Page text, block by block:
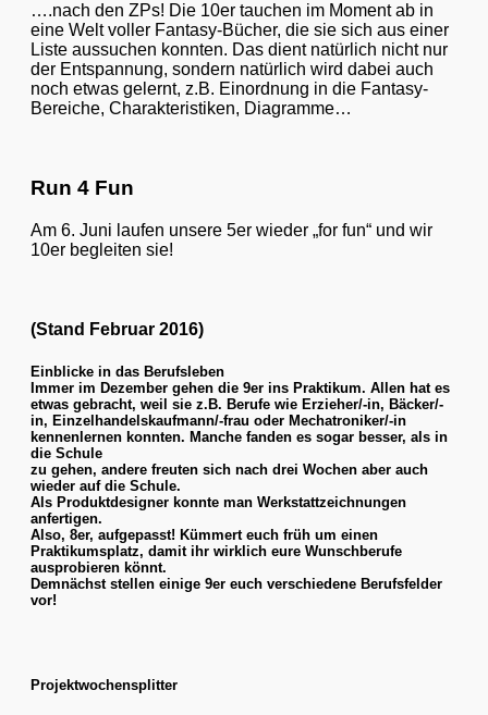
….nach den ZPs! Die 10er tauchen im Moment ab in
eine Welt voller Fantasy-Bücher, die sie sich aus einer
Liste aussuchen konnten. Das dient natürlich nicht nur
der Entspannung, sondern natürlich wird dabei auch
noch etwas gelernt, z.B. Einordnung in die Fantasy-
Bereiche, Charakteristiken, Diagramme…
Run 4 Fun
Am 6. Juni laufen unsere 5er wieder „for fun“ und wir
10er begleiten sie!
(Stand Februar 2016)
Einblicke in das Berufsleben
Immer im Dezember gehen die 9er ins Praktikum. Allen hat es
etwas gebracht, weil sie z.B. Berufe wie Erzieher/-in, Bäcker/-
in, Einzelhandelskaufmann/-frau oder Mechatroniker/-in
kennenlernen konnten. Manche fanden es sogar besser, als in
die Schule
zu gehen, andere freuten sich nach drei Wochen aber auch
wieder auf die Schule.
Als Produktdesigner konnte man Werkstattzeichnungen
anfertigen.
Also, 8er, aufgepasst! Kümmert euch früh um einen
Praktikumsplatz, damit ihr wirklich eure Wunschberufe
ausprobieren könnt.
Demnächst stellen einige 9er euch verschiedene Berufsfelder
vor!
Projektwochensplitter